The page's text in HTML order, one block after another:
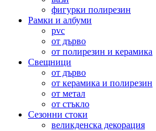
фигурки полирезин
Рамки и албуми
pvc
от дърво
от полирезин и керамика
Свещници
от дърво
от керамика и полирезин
от метал
от стъкло
Сезонни стоки
великденска декорация